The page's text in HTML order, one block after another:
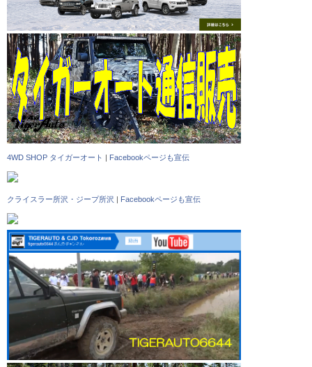
4WD SHOP タイガーオート | Facebookページも宣伝
クライスラー所沢・ジープ所沢 | Facebookページも宣伝